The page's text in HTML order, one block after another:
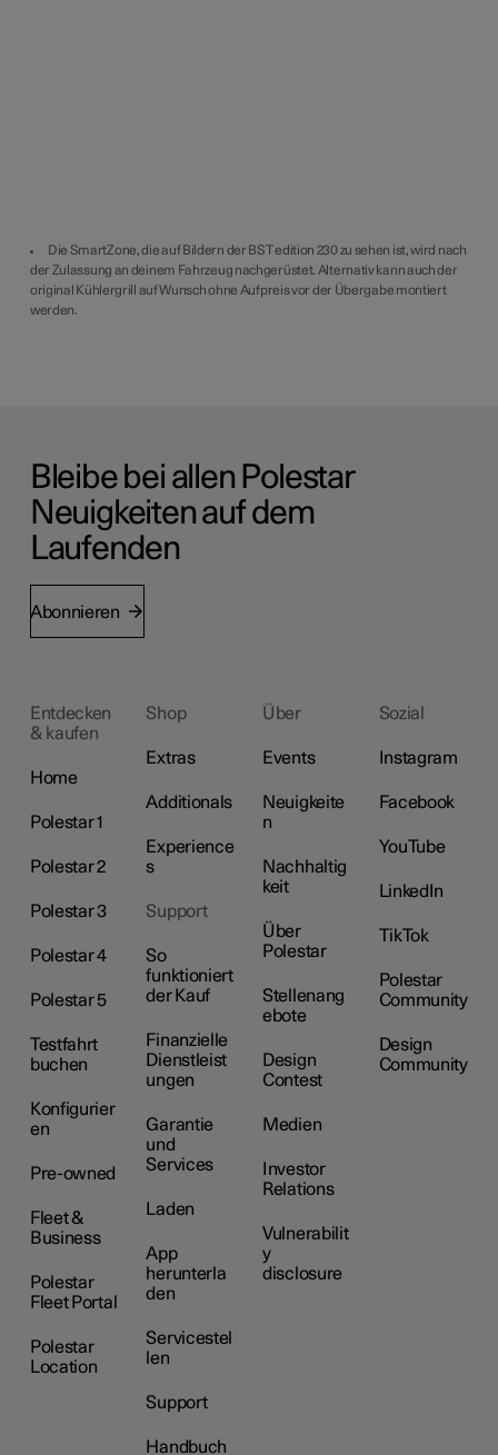
Die SmartZone, die auf Bildern der BST edition 230 zu sehen ist, wird nach
der Zulassung an deinem Fahrzeug nachgerüstet. Alternativ kann auch der
original Kühlergrill auf Wunsch ohne Aufpreis vor der Übergabe montiert
werden.
Bleibe bei allen Polestar
Neuigkeiten auf dem
Laufenden
Abonnieren
Entdecken
& kaufen
Home
Polestar 1
Polestar 2
Polestar 3
Polestar 4
Polestar 5
Testfahrt
buchen
Konfigurier
en
Pre-owned
Fleet &
Business
Polestar
Fleet Portal
Polestar
Location
Shop
Extras
Additionals
Experience
s
Support
So
funktioniert
der Kauf
Finanzielle
Dienstleist
ungen
Garantie
und
Services
Laden
App
herunterla
den
Servicestel
len
Support
Handbuch
Über
Events
Neuigkeite
n
Nachhaltig
keit
Über
Polestar
Stellenang
ebote
Design
Contest
Medien
Investor
Relations
Vulnerabilit
y
disclosure
Sozial
Instagram
Facebook
YouTube
LinkedIn
TikTok
Polestar
Community
Design
Community